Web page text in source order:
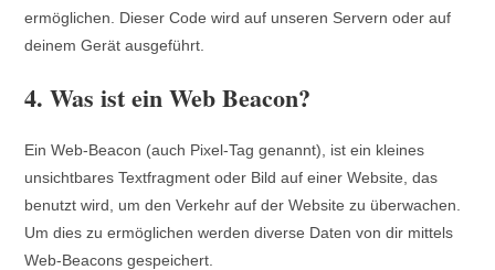
ermöglichen. Dieser Code wird auf unseren Servern oder auf
deinem Gerät ausgeführt.
4. Was ist ein Web Beacon?
Ein Web-Beacon (auch Pixel-Tag genannt), ist ein kleines
unsichtbares Textfragment oder Bild auf einer Website, das
benutzt wird, um den Verkehr auf der Website zu überwachen.
Um dies zu ermöglichen werden diverse Daten von dir mittels
Web-Beacons gespeichert.